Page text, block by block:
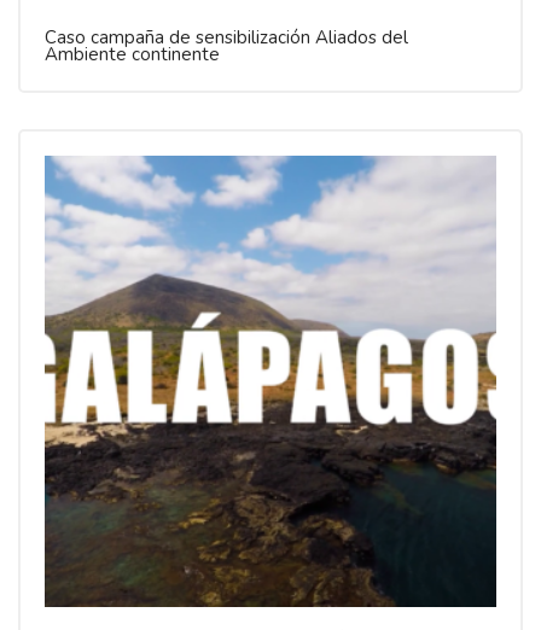
Caso campaña de sensibilización Aliados del
Ambiente continente